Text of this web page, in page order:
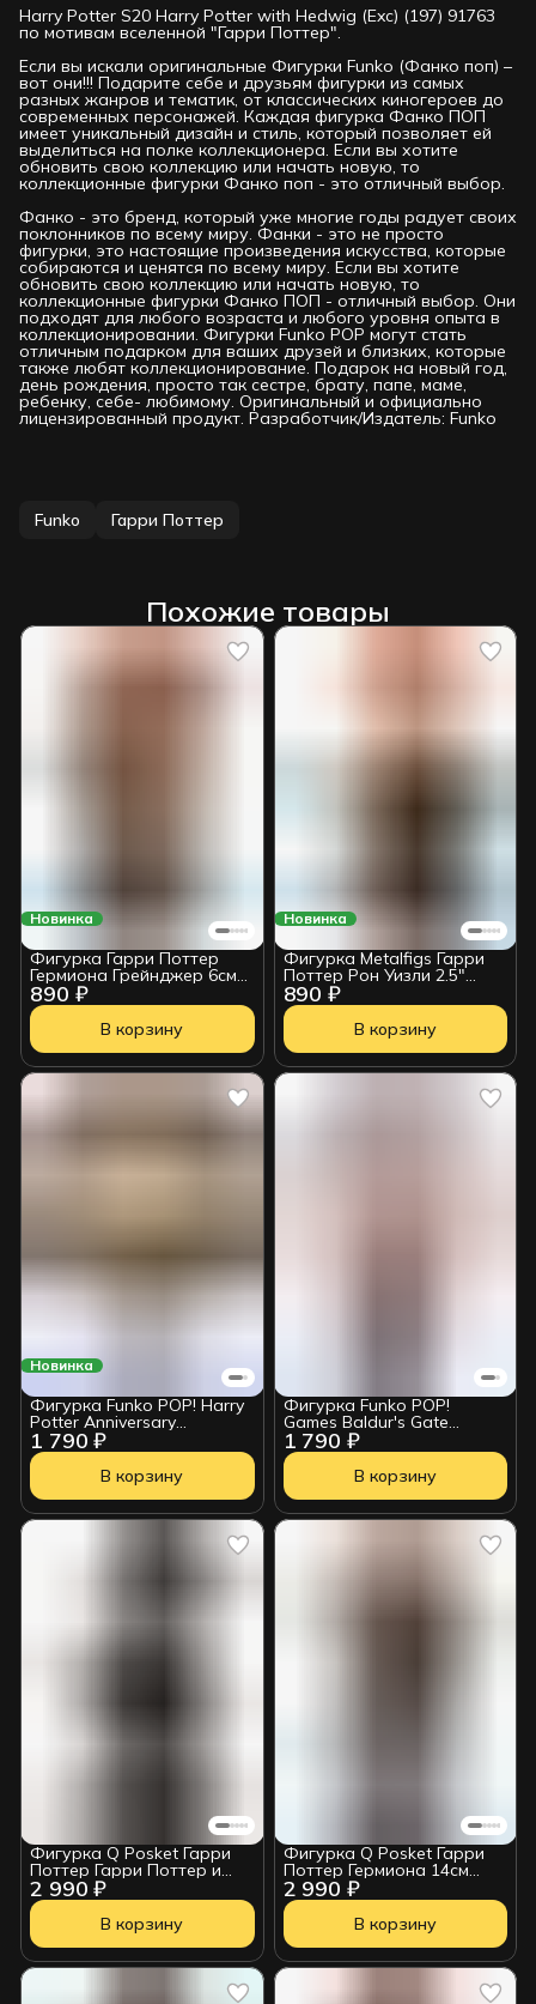
Harry Potter S20 Harry Potter with Hedwig (Exc) (197) 91763
по мотивам вселенной "Гарри Поттер".
Если вы искали оригинальные Фигурки Funko (Фанко поп) –
вот они!!! Подарите себе и друзьям фигурки из самых
разных жанров и тематик, от классических киногероев до
современных персонажей. Каждая фигурка Фанко ПОП
имеет уникальный дизайн и стиль, который позволяет ей
выделиться на полке коллекционера. Если вы хотите
обновить свою коллекцию или начать новую, то
коллекционные фигурки Фанко поп - это отличный выбор.
Фанко - это бренд, который уже многие годы радует своих
поклонников по всему миру. Фанки - это не просто
фигурки, это настоящие произведения искусства, которые
собираются и ценятся по всему миру. Если вы хотите
обновить свою коллекцию или начать новую, то
коллекционные фигурки Фанко ПОП - отличный выбор. Они
подходят для любого возраста и любого уровня опыта в
коллекционировании. Фигурки Funko РОР могут стать
отличным подарком для ваших друзей и близких, которые
также любят коллекционирование. Подарок на новый год,
день рождения, просто так сестре, брату, папе, маме,
ребенку, себе- любимому. Оригинальный и официально
лицензированный продукт. Разработчик/Издатель: Funko
Funko Гарри Поттер
Похожие товары
Новинка
890 ₽
Фигурка Гарри Поттер
Гермиона Грейнджер 6см
36127
В корзину
Новинка
890 ₽
Фигурка Metalfigs Гарри
Поттер Рон Уизли 2.5"
2100901239108
В корзину
Новинка
1 790 ₽
Фигурка Funko POP! Harry
Potter Anniversary
Hermione Granger w/Wand
(133) 57367
В корзину
1 790 ₽
Фигурка Funko POP!
Games Baldur's Gate
Astarion w/Chase (1017)
84955
В корзину
2 990 ₽
Фигурка Q Posket Гарри
Поттер Гарри Поттер и
Букля 14см BP35894P
В корзину
2 990 ₽
Фигурка Q Posket Гарри
Поттер Гермиона 14см
BP35691P
В корзину